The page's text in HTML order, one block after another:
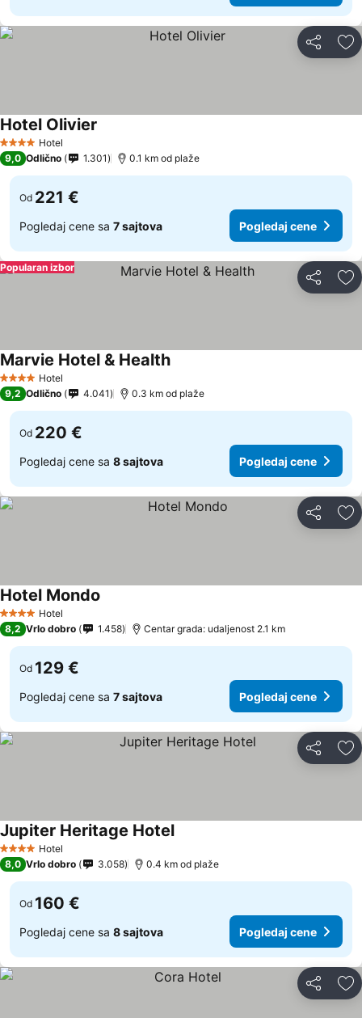
Deli
4 ZvezdiceHotel
Hotel Olivier
9,0 Odlično 1.301 0.1 km od plaže
Od 221 €
Pogledaj cene sa 7 sajtova Pogledaj cene
Deli
Popularan izbor
4 ZvezdiceHotel
Marvie Hotel & HealthPogledaj cene
9,2 Odlično 4.041 0.3 km od plaže
Od 220 €
Pogledaj cene sa 8 sajtova Pogledaj cene
Deli
4 ZvezdiceHotel
Hotel Mondo
8,2 Vrlo dobro 1.458 Centar grada: udaljenost 2.1 km
Od 129 €
Pogledaj cene sa 7 sajtova Pogledaj cene
Deli
4 ZvezdiceHotel
Jupiter Heritage HotelPogledaj cene
8,0 Vrlo dobro 3.058 0.4 km od plaže
Od 160 €
Pogledaj cene sa 8 sajtova Pogledaj cene
Deli